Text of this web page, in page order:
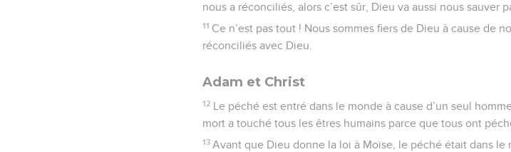
nous a réconciliés, alors c’est sûr, Dieu va aussi nous sauver
11 Ce n’est pas tout ! Nous sommes fiers de Dieu à cause de
réconciliés avec Dieu.
Adam et Christ
12 Le péché est entré dans le monde à cause d’un seul
mort a touché tous les êtres humains parce que tous ont
13 Avant que Dieu donne la loi à Moïse, le péché était dans le